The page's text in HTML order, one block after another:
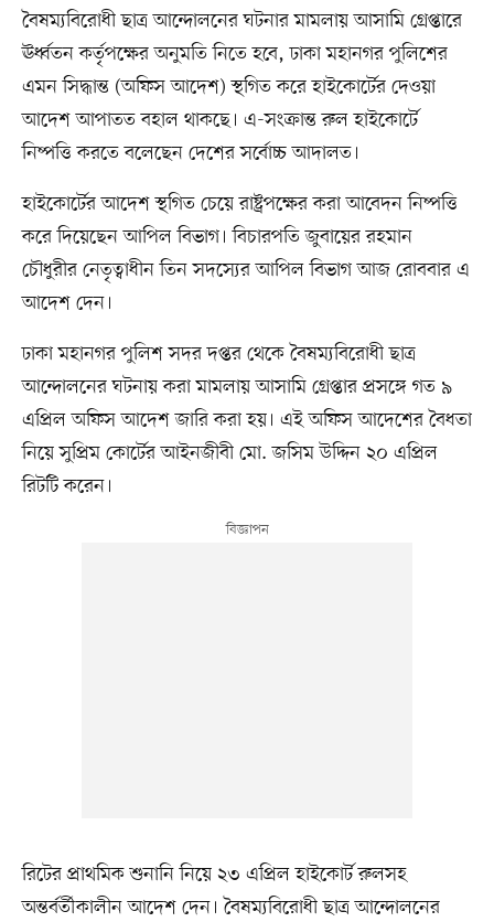
বৈষম্যবিরোধী ছাত্র আন্দোলনের ঘটনার মামলায় আসামি গ্রেপ্তারে
ঊর্ধ্বতন কর্তৃপক্ষের অনুমতি নিতে হবে, ঢাকা মহানগর পুলিশের
এমন সিদ্ধান্ত (অফিস আদেশ) স্থগিত করে হাইকোর্টের দেওয়া
আদেশ আপাতত বহাল থাকছে। এ-সংক্রান্ত রুল হাইকোর্টে
নিষ্পত্তি করতে বলেছেন দেশের সর্বোচ্চ আদালত।
হাইকোর্টের আদেশ স্থগিত চেয়ে রাষ্ট্রপক্ষের করা আবেদন নিষ্পত্তি
করে দিয়েছেন আপিল বিভাগ। বিচারপতি জুবায়ের রহমান
চৌধুরীর নেতৃত্বাধীন তিন সদস্যের আপিল বিভাগ আজ রোববার এ
আদেশ দেন।
ঢাকা মহানগর পুলিশ সদর দপ্তর থেকে বৈষম্যবিরোধী ছাত্র
আন্দোলনের ঘটনায় করা মামলায় আসামি গ্রেপ্তার প্রসঙ্গে গত ৯
এপ্রিল অফিস আদেশ জারি করা হয়। এই অফিস আদেশের বৈধতা
নিয়ে সুপ্রিম কোর্টের আইনজীবী মো. জসিম উদ্দিন ২০ এপ্রিল
রিটটি করেন।
রিটের প্রাথমিক শুনানি নিয়ে ২৩ এপ্রিল হাইকোর্ট রুলসহ
অন্তর্বর্তীকালীন আদেশ দেন। বৈষম্যবিরোধী ছাত্র আন্দোলনের